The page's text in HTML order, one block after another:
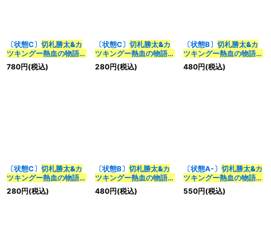
〔状態C〕 切札勝太&カ
ツキングー熱血の物語ー
【DSR】{22EX1超2/超
50}《多》
780円(税込)
〔状態C〕 切札勝太&カ
ツキングー熱血の物語ー
【DSR】
{23RP3TR1/TR9}
280円(税込)
〔状態B〕 切札勝太&カ
ツキングー熱血の物語ー
【DSR】
{23RP3TR1/TR9}
480円(税込)
〔状態C〕 切札勝太&カ
ツキングー熱血の物語ー
【DSR】
{23RP2TR1/TR9}
280円(税込)
〔状態B〕 切札勝太&カ
ツキングー熱血の物語ー
【DSR】
{26RP2TR1/TR9}
480円(税込)
〔状態A-〕 切札勝太&カ
ツキングー熱血の物語ー
【DSR】
{23RP2TR1/TR9}
550円(税込)